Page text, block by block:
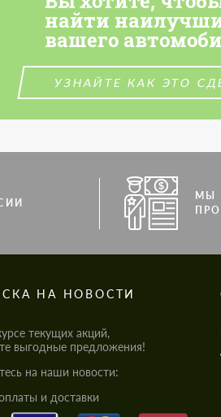
найти
вашего
УЗНАЙТЕ КАК ЭТО
МЫ
НА НОВОСТИ
текущих акций,
выгодные предложения!
на наши новости:
и доставки